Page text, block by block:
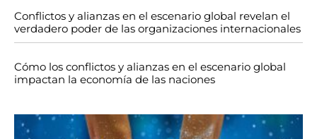
Conflictos y alianzas en el escenario global revelan el
verdadero poder de las organizaciones internacionales
Cómo los conflictos y alianzas en el escenario global
impactan la economía de las naciones